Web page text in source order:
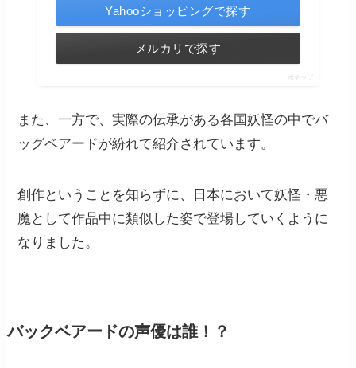
Yahooショッピングで探す
メルカリで探す
ポチップ
また、一方で、実際の伝承がある各国妖怪の中でバ
ッグベアードが紛れて紹介されています。
創作ということを知らずに、日本において妖怪・悪
魔として作品中に類似した姿で登場していくように
なりました。
バックベアードの声優は誰！？